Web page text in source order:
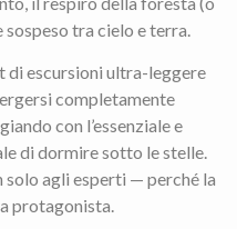
tra cielo e terra.
di escursioni ultra-leggere
completamente
con l’essenziale e
di dormire sotto le stelle.
solo agli esperti — perché la
protagonista.